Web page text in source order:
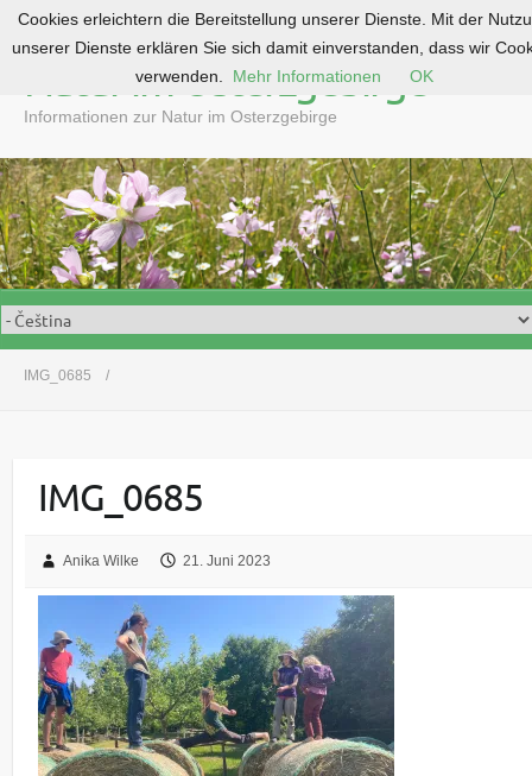
o
c
o
n
t
e
n
Natur im Osterzgebirge
Informationen zur Natur im Osterzgebirge
IMG_0685
IMG_0685
Anika Wilke 21. Juni 2023
Cookies erleichtern die Bereitstellung unserer Dienste. Mit der
unserer Dienste erklären Sie sich damit einverstanden, dass wir
verwenden.
Mehr Informationen OK